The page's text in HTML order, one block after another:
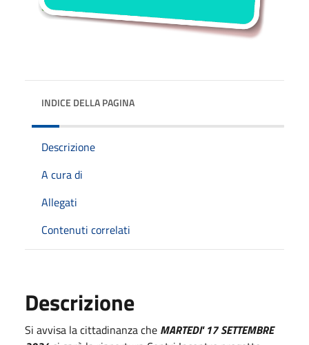
INDICE DELLA PAGINA
Descrizione
A cura di
Allegati
Contenuti correlati
Descrizione
Si avvisa la cittadinanza che MARTEDI' 17 SETTEMBRE